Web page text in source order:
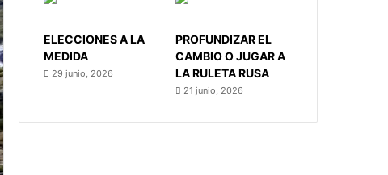
ELECCIONES A LA
MEDIDA
29 junio, 2026
PROFUNDIZAR EL
CAMBIO O JUGAR A
LA RULETA RUSA
21 junio, 2026